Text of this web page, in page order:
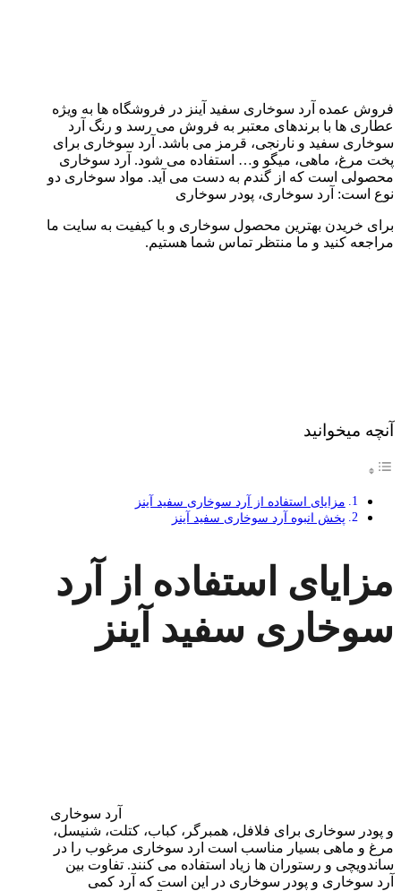
فروش عمده آرد سوخاری سفید آینز در فروشگاه ها به ویژه
عطاری ها با برندهای معتبر به فروش می رسد و رنگ آرد
سوخاری سفید و نارنجی، قرمز می باشد. آرد سوخاری برای
پخت مرغ، ماهی، میگو و… استفاده می شود. آرد سوخاری
محصولی است که از گندم به دست می آید. مواد سوخاری دو
نوع است: آرد سوخاری، پودر سوخاری
برای خریدن بهترین محصول سوخاری و با کیفیت به سایت ما
مراجعه کنید و ما منتظر تماس شما هستیم.
آنچه میخوانید
مزایای استفاده از آرد سوخاری سفید آینز
پخش انبوه آرد سوخاری سفید آینز
مزایای استفاده از آرد
سوخاری سفید آینز
آرد سوخاری
و پودر سوخاری برای فلافل، همبرگر، کباب، کتلت، شنیسل،
مرغ و ماهی بسیار مناسب است ارد سوخاری مرغوب را در
ساندویچی و رستوران ها زیاد استفاده می کنند. تفاوت بین
آرد سوخاری و پودر سوخاری در این است که آرد کمی